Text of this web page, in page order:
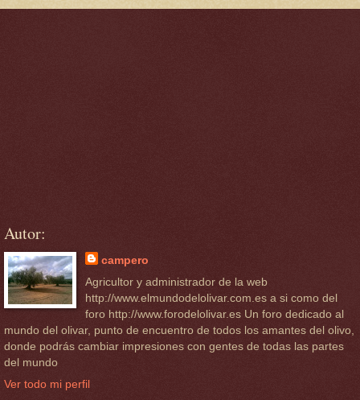
Autor:
campero
Agricultor y administrador de la web
http://www.elmundodelolivar.com.es a si como del
foro http://www.forodelolivar.es Un foro dedicado al
mundo del olivar, punto de encuentro de todos los amantes del olivo,
donde podrás cambiar impresiones con gentes de todas las partes
del mundo
Ver todo mi perfil